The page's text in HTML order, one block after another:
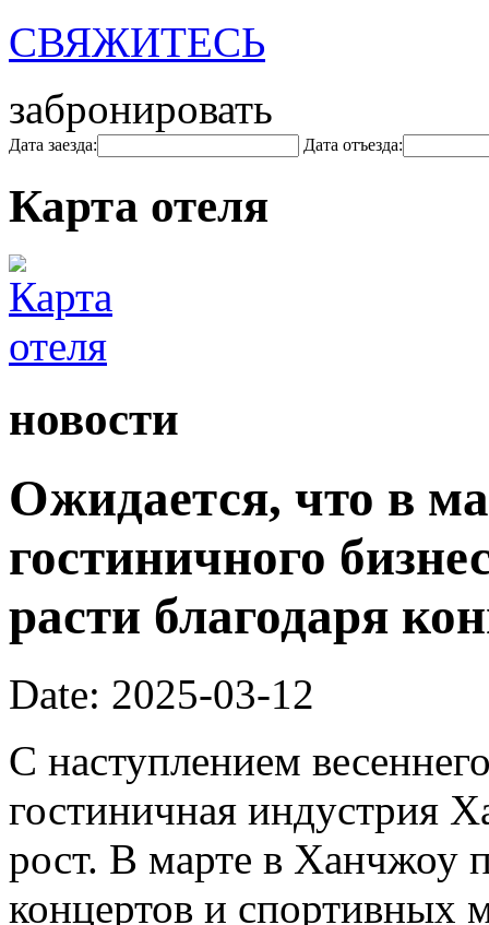
СВЯЖИТЕСЬ
забронировать
Дата заезда: Дата отъезда:
Карта отеля
новости
Ожидается, что в
гостиничного
расти благодаря
Date: 2025-03-12
С наступлением
гостиничная индустрия
рост. В марте в Ханчжоу
концертов и спортивных